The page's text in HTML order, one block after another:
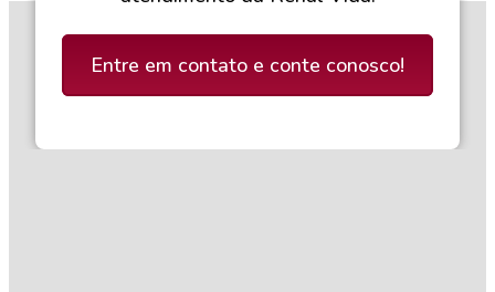
Entre em contato e conte conosco!